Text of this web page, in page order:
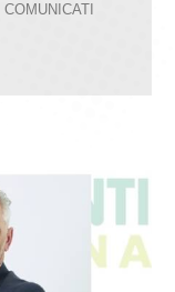
COMUNICATI